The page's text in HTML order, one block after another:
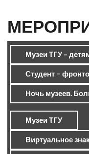
Музеи ТГУ –
Студент −
Ночь музеев.
Музеи ТГУ
Виртуальное